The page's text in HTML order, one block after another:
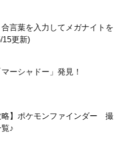
合言葉を入力してメガナイトを
15更新)
ーシャドー」発見！
略】ポケモンファインダー 撮
♪